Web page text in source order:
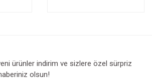
ürünler indirim ve sizlere özel sürpriz
olsun!